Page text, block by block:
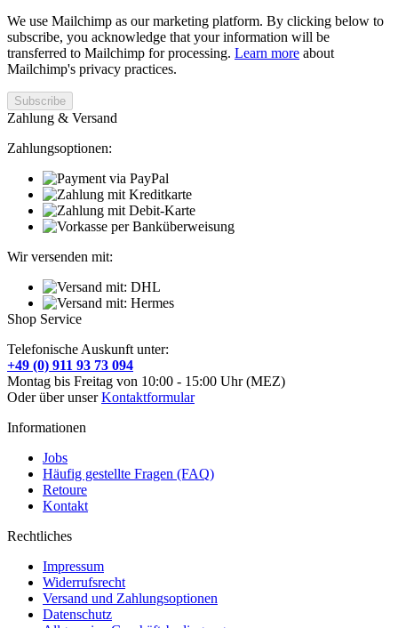
We use Mailchimp as our marketing platform. By clicking below to
subscribe, you acknowledge that your information will be
transferred to Mailchimp for processing. Learn more about
Mailchimp's privacy practices.
Zahlung & Versand
Zahlungsoptionen:
Wir versenden mit:
Shop Service
Telefonische Auskunft unter:
+49 (0) 911 93 73 094
Montag bis Freitag von 10:00 - 15:00 Uhr (MEZ)
Oder über unserKontaktformular
Informationen
Jobs
Häufig gestellte Fragen (FAQ)
Retoure
Kontakt
Rechtliches
Impressum
Widerrufsrecht
Versand und Zahlungsoptionen
Datenschutz